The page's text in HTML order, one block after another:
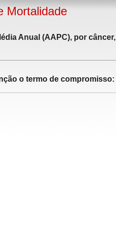
Mortalidade
Anual (AAPC), por
o termo de compromisso: